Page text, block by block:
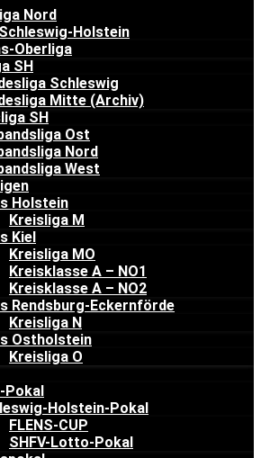
Nord
Holstein
Oberliga
SH
Schleswig
Mitte (Archiv)
SH
Ost
Nord
West
Holstein
Kreisliga M
Kiel
Kreisliga MO
Kreisklasse A – NO1
Kreisklasse A – NO2
Rendsburg-Eckernförde
Kreisliga N
Ostholstein
Kreisliga O
Pokal
Holstein-Pokal
FLENS-CUP
SHFV-Lotto-Pokal